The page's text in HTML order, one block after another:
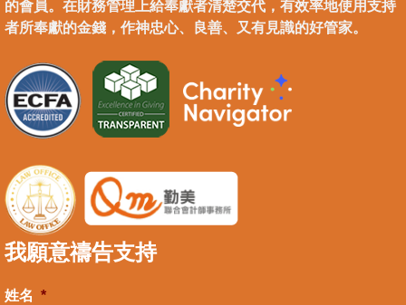
的會員。在財務管理上給奉獻者清楚交代，有效率地使用支持
者所奉獻的金錢，作神忠心、良善、又有見識的好管家。
我願意禱告支持
姓名 *